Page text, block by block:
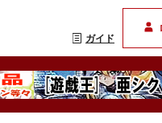
ガイド
TCG通